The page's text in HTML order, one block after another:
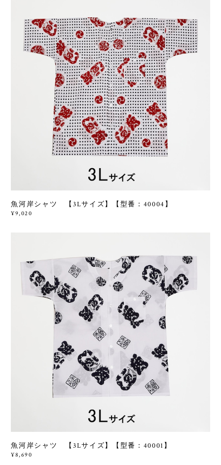
魚河岸シャツ 【3Lサイズ】【型番：40004】
¥9,020
魚河岸シャツ 【3Lサイズ】【型番：40001】
¥8,690